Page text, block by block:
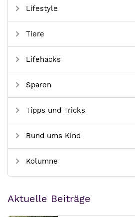
Lifestyle
Tiere
Lifehacks
Sparen
Tipps und Tricks
Rund ums Kind
Kolumne
Aktuelle Beiträge